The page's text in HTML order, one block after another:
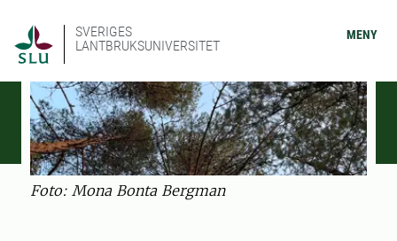
SVERIGES
LANTBRUKSUNIVERSITET
MENY
Foto: Mona Bonta Bergman